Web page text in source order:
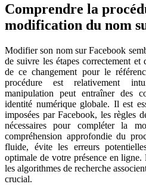
Comprendre la
modification du nom
Modifier son nom sur Facebook
de suivre les étapes correctement
de ce changement pour le
procédure est relativement
manipulation peut entraîner des
identité numérique globale. Il est
imposées par Facebook, les règles
nécessaires pour compléter la
compréhension approfondie du
fluide, évite les erreurs
optimale de votre présence en
les algorithmes de recherche
crucial.